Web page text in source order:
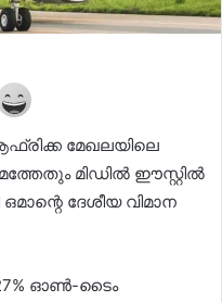
മേഖലയിലെ
മിഡില്‍ ഈസ്റ്റില്‍
ദേശീയ വിമാന
ഓണ്‍-ടൈം